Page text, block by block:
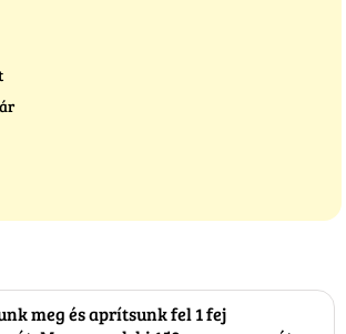
meg és aprítsunk fel 1 fej